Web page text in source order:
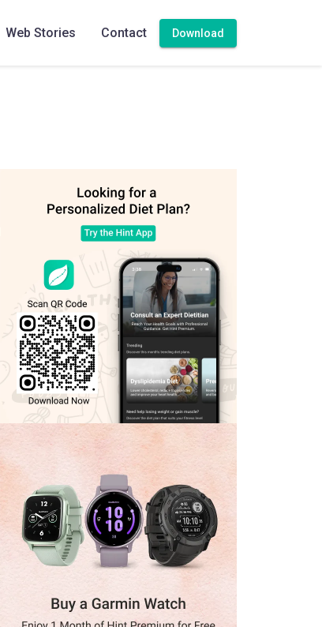
Web Stories Contact Download